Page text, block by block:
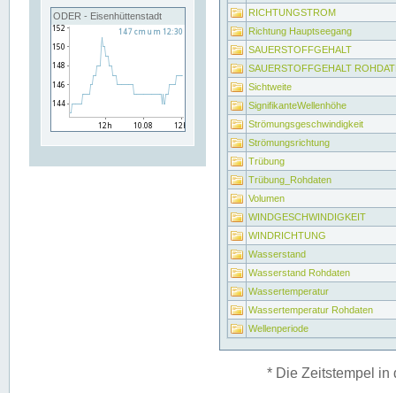
ODER - Eisenhüttenstadt
RICHTUNGSTROM
Richtung Hauptseegang
SAUERSTOFFGEHALT
SAUERSTOFFGEHALT
Sichtweite
SignifikanteWellenhöhe
Strömungsgeschwindigkeit
Strömungsrichtung
Trübung
Trübung_Rohdaten
Volumen
WINDGESCHWINDIGKEIT
WINDRICHTUNG
Wasserstand
Wasserstand Rohdaten
Wassertemperatur
Wassertemperatur Rohdaten
Wellenperiode
* Die Zeitstempel in